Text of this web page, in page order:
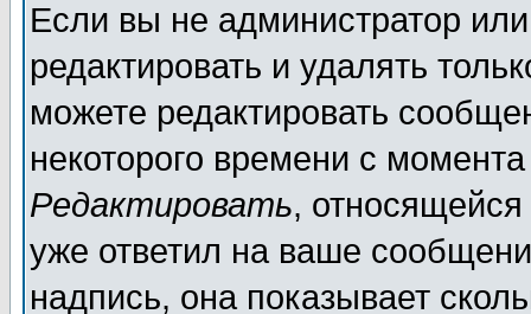
Если вы не администратор
редактировать и удалять
можете редактировать
некоторого времени с
Редактировать,
уже ответил на ваше
надпись, она показывает